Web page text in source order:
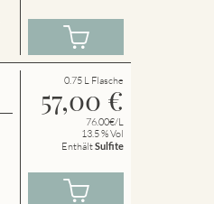
0.75 L Flasche
57,00 €
76.00€/L
13.5 % Vol
EnthältSulfite